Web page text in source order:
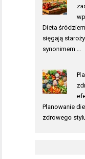
Dieta
sięgają
synonimem …
Planowanie
zdrowego